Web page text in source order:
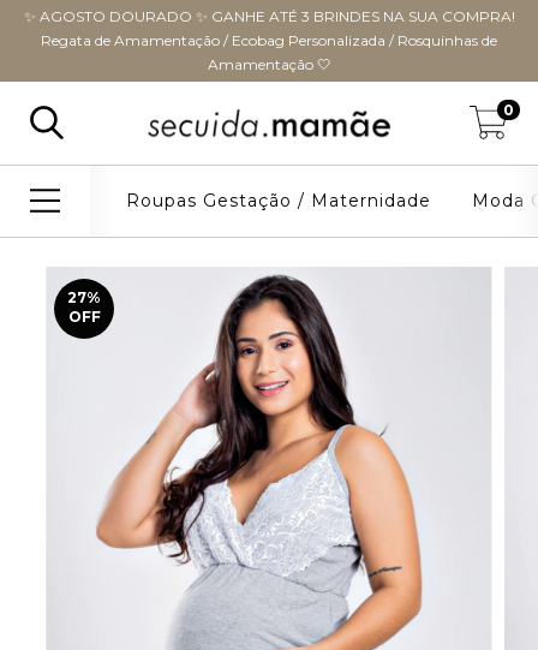
✨ AGOSTO DOURADO ✨ GANHE ATÉ 3 BRINDES NA SUA COMPRA!
Regata de Amamentação / Ecobag Personalizada / Rosquinhas de
Amamentação 🤍
0
Roupas Gestação / Maternidade Moda
27%
OFF